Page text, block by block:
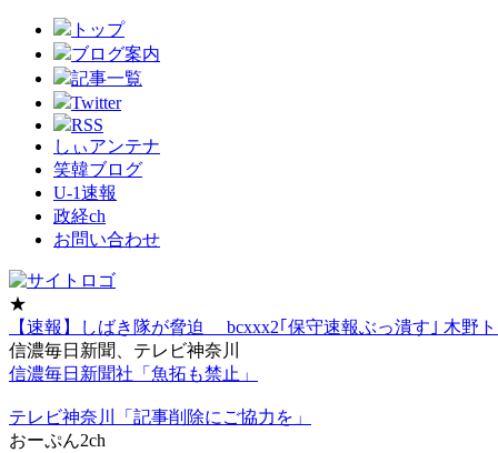
トップ
ブログ案内
記事一覧
Twitter
RSS
しぃアンテナ
笑韓ブログ
U-1速報
政経ch
お問い合わせ
★
【速報】しばき隊が脅迫 bcxxx2｢保守速報ぶっ潰す｣ 木野
信濃毎日新聞、テレビ神奈川
信濃毎日新聞社「魚拓も禁止」
テレビ神奈川「記事削除にご協力を」
おーぷん2ch